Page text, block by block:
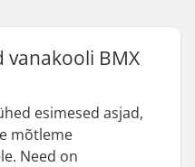
vanakooli BMX
esimesed asjad,
mõtleme
Need on